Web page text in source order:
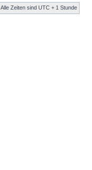
Alle Zeiten sind UTC + 1 Stunde